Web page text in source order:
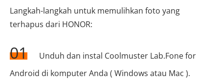
Langkah-langkah untuk memulihkan foto yang
terhapus dari HONOR:
01
Unduh dan instal Coolmuster Lab.Fone for
Android di komputer Anda ( Windows atau Mac ).